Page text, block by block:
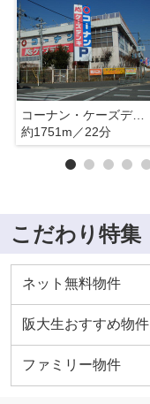
コーナン・ケーズデンキ
約1751m／22分
こだわり特集
ネット無料物件
阪大生おすすめ物件
ファミリー物件